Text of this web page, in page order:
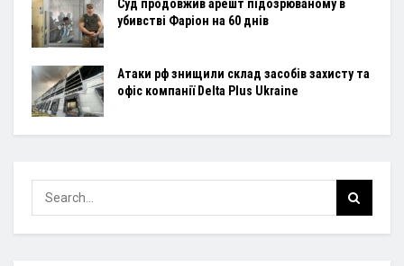
Суд продовжив арешт підозрюваному в
убивстві Фаріон на 60 днів
Атаки рф знищили склад засобів захисту та
офіс компанії Delta Plus Ukraine